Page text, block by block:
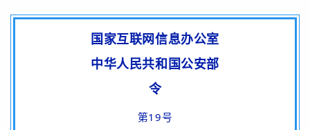
国家互联网信息办公室
中华人民共和国公安部
令
第19号